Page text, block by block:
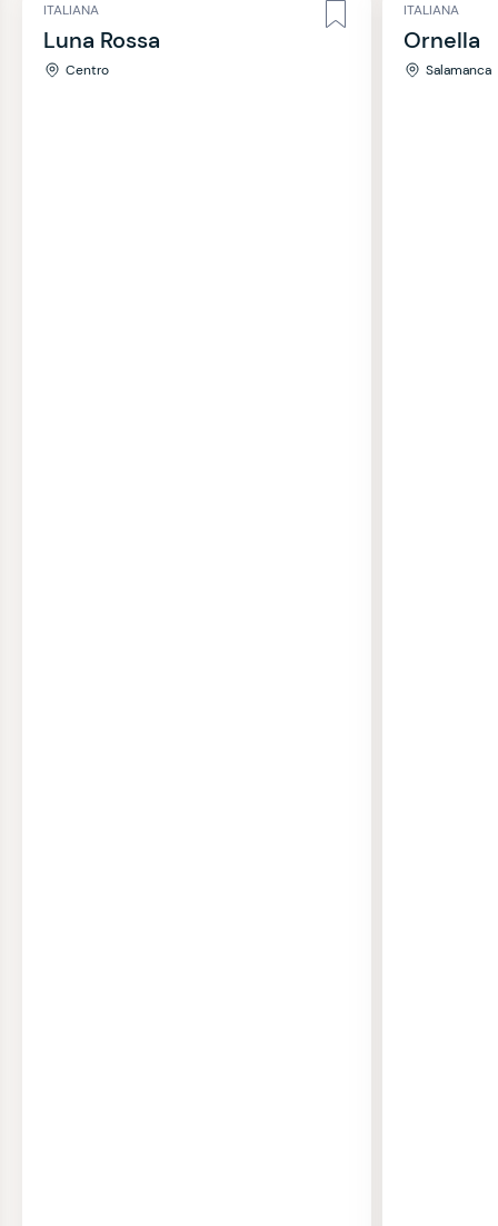
ITALIANA
Luna Rossa
Centro
ITALIANA
Ornella
Salamanca